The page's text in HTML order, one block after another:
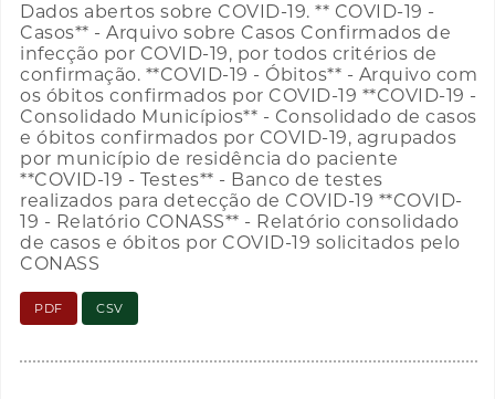
Dados abertos sobre COVID-19. ** COVID-19 -
Casos** - Arquivo sobre Casos Confirmados de
infecção por COVID-19, por todos critérios de
confirmação. **COVID-19 - Óbitos** - Arquivo com
os óbitos confirmados por COVID-19 **COVID-19 -
Consolidado Municípios** - Consolidado de casos
e óbitos confirmados por COVID-19, agrupados
por município de residência do paciente
**COVID-19 - Testes** - Banco de testes
realizados para detecção de COVID-19 **COVID-
19 - Relatório CONASS** - Relatório consolidado
de casos e óbitos por COVID-19 solicitados pelo
CONASS
PDF CSV